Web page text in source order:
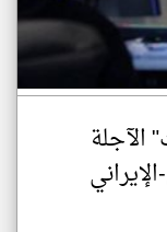
الآجلة